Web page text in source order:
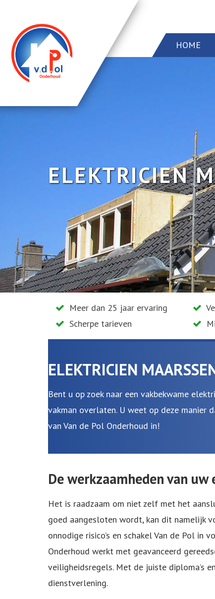
Home
Info
HOME
ELEKTRICIEN
Meer dan 25 jaar ervaring
Scherpe tarieven
ELEKTRICIEN
Bent u op zoek naar een vakbekwame
vakman overlaten. U weet op deze manier
van Van de Pol Onderhoud in!
De werkzaamheden van
Het is raadzaam om niet zelf met het
goed aangesloten wordt, kan dit namelijk
onnodige risico’s en schakel Van de Pol in
Onderhoud werkt met geavanceerd
veiligheidsregels. Met de juiste diploma’s
dienstverlening.